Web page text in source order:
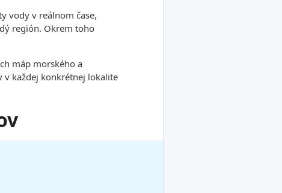
vody v reálnom čase,
región. Okrem toho
máp morského a
v každej konkrétnej lokalite